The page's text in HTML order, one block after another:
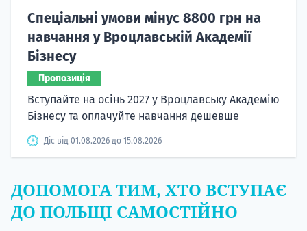
Спеціальні умови мінус 8800 грн на
навчання у Вроцлавській Академії
Бізнесу
Пропозиція
Вступайте на осінь 2027 у Вроцлавську Академію
Бізнесу та оплачуйте навчання дешевше
Діє від 01.08.2026 до 15.08.2026
ДОПОМОГА ТИМ, ХТО ВСТУПАЄ
ДО ПОЛЬЩІ САМОСТІЙНО